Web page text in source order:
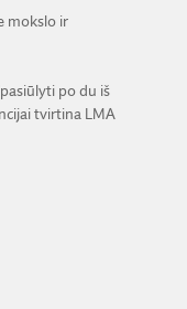
mokslo ir
po du iš
tvirtina LMA